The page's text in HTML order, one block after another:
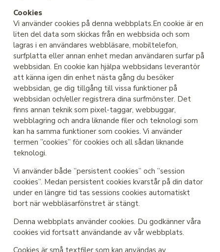
Cookies
Vi använder cookies på denna webbplats.En cookie är en
liten del data som skickas från en webbsida och som
lagras i en användares webbläsare, mobiltelefon,
surfplatta eller annan enhet medan användaren surfar på
webbsidan. En cookie kan hjälpa webbsidans leverantör
att känna igen din enhet nästa gång du besöker
webbsidan, ge dig tillgång till vissa funktioner på
webbsidan och/eller registrera dina surfmönster. Det
finns annan teknik som pixel-taggar, webbuggar,
webblagring och andra liknande filer och teknologi som
kan ha samma funktioner som cookies. Vi använder
termen ”cookies” för cookies och all sådan liknande
teknologi.
Vi använder både ”persistent cookies” och ”session
cookies”. Medan persistent cookies kvarstår på din dator
under en längre tid tas sessions cookies automatiskt
bort när webbläsarfönstret är stängt.
Denna webbplats använder cookies. Du godkänner våra
cookies vid fortsatt användande av vår webbplats.
Cookies är små textfiler som kan användas av